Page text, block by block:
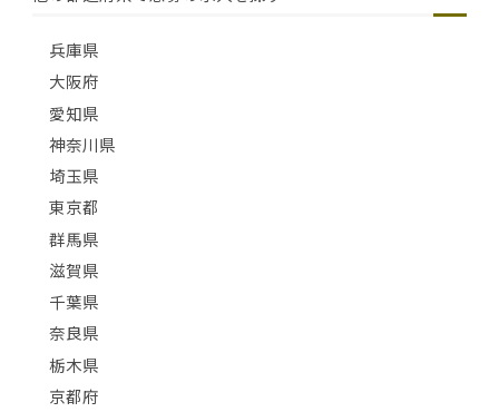
兵庫県
大阪府
愛知県
神奈川県
埼玉県
東京都
群馬県
滋賀県
千葉県
奈良県
栃木県
京都府